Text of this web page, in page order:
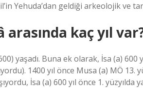
Yehuda’dan geldiği arkeolojik ve
kaç yıl
yaşadı. Buna ek olarak, İsa (a) 600
1400 yıl önce Musa (a) MÖ 13.
İsa (a) 600 yıl önce 1. yüzyılda